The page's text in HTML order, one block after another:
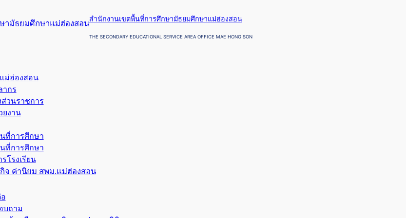
สำนักงานเขตพื้นที่การศึกษามัธยมศึกษาแม่ฮ่องสอน
THE SECONDARY EDUCATIONAL SERVICE AREA OFFICE MAE HONG SON
ม่ฮ่องสอน
ากร
ส่วนราชการ
ยงาน
ที่การศึกษา
ที่การศึกษา
โรงเรียน
จ ค่านิยม สพม.แม่ฮ่องสอน
บถาม